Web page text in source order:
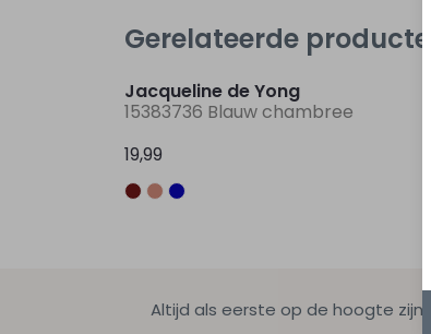
Gerelateerde producten
Nieuw
Jacqueline de Yong
15383736 Blauw chambree
19,99
Altijd als eerste op de hoogte zijn?